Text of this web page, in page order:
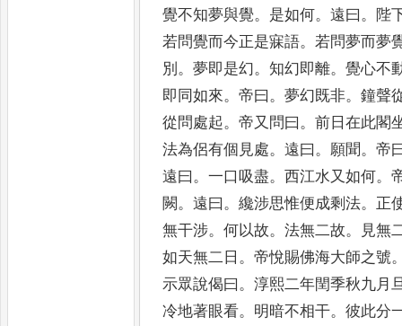
覺不知夢與覺。 是如何。遠曰。
陛
若問覺而今正是寐語。若問夢而夢
別 。夢即是幻。知幻即離。覺心不
即同如來。帝曰。夢幻既非。鐘聲
從問處起。帝又問曰。前日在此閣
法為侶有個見處。遠曰。 願聞。帝
遠曰。一口吸盡。西江水又如何。
闕。遠曰。纔涉思惟便成剩法。 正
無干涉。何以故。法無二故。
見無
如天無二日 。帝悅賜佛海大師之號
示眾說偈曰。淳熙二年閏季秋九月
冷地著眼看。 明暗不相干。彼此分